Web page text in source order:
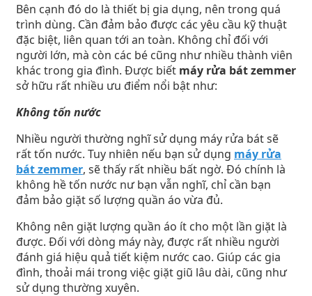
Bên cạnh đó do là thiết bị gia dụng, nên trong quá
trình dùng. Cần đảm bảo được các yêu cầu kỹ thuật
đặc biệt, liên quan tới an toàn. Không chỉ đối với
người lớn, mà còn các bé cũng như nhiều thành viên
khác trong gia đình. Được biết máy rửa bát zemmer
sở hữu rất nhiều ưu điểm nổi bật như:
Không tốn nước
Nhiều người thường nghĩ sử dụng máy rửa bát sẽ
rất tốn nước. Tuy nhiên nếu bạn sử dụng máy rửa
bát zemmer, sẽ thấy rất nhiều bất ngờ. Đó chính là
không hề tốn nước nư bạn vẫn nghĩ, chỉ cần bạn
đảm bảo giặt số lượng quần áo vừa đủ.
Không nên giặt lượng quần áo ít cho một lần giặt là
được. Đối với dòng máy này, được rất nhiều người
đánh giá hiệu quả tiết kiệm nước cao. Giúp các gia
đình, thoải mái trong việc giặt giũ lâu dài, cũng như
sử dụng thường xuyên.